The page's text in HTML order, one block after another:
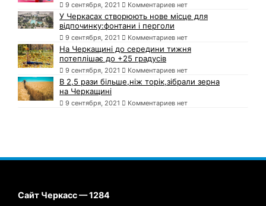
9 сентября, 2021 Комментариев нет
У Черкасах створюють нове місце для
відпочинку:фонтани і перголи
9 сентября, 2021 Комментариев нет
На Черкащині до середини тижня
потеплішає до +25 градусів
9 сентября, 2021 Комментариев нет
В 2,5 рази більше,ніж торік,зібрали зерна
на Черкащині
9 сентября, 2021 Комментариев нет
Сайт Черкасс — 1284